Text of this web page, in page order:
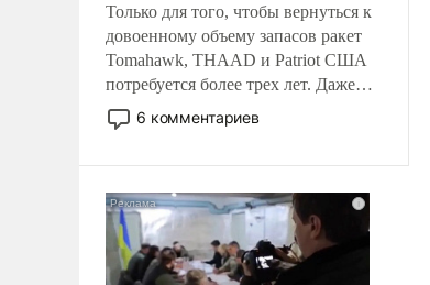
Только для того, чтобы вернуться к
довоенному объему запасов ракет
Tomahawk, THAAD и Patriot США
потребуется более трех лет. Даже
небольшая война с Ираном
опустошила американские
уязвимости США, например, перед
Китаем.
6 комментариев